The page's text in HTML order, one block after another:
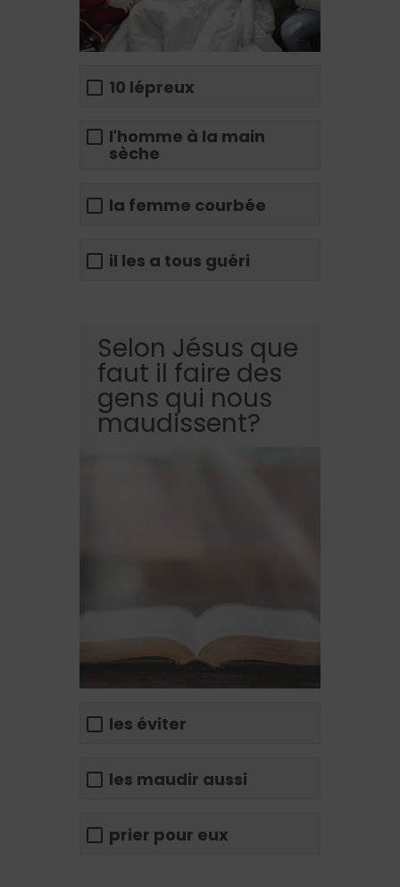
10 lépreux
l'homme à la main
sèche
la femme courbée
il les a tous guéri
Selon Jésus que
faut il faire des
gens qui nous
maudissent?
les éviter
les maudir aussi
prier pour eux